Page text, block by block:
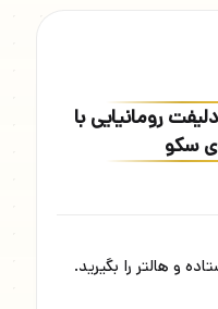
رومانیایی با
سکو
و هالتر را بگیرید.